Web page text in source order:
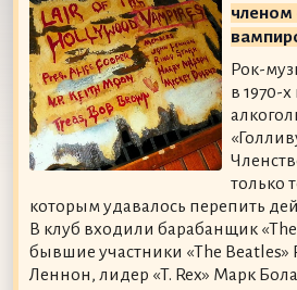
членом
Рок-
в 1970-
только
которым удавалось перепить
В клуб входили барабанщик
бывшие участники «The
Леннон, лидер «T. Rex» Марк